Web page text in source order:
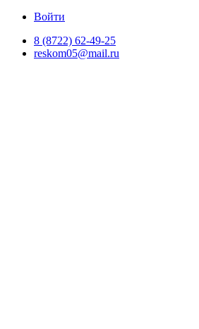
Войти
8 (8722) 62-49-25
reskom05@mail.ru